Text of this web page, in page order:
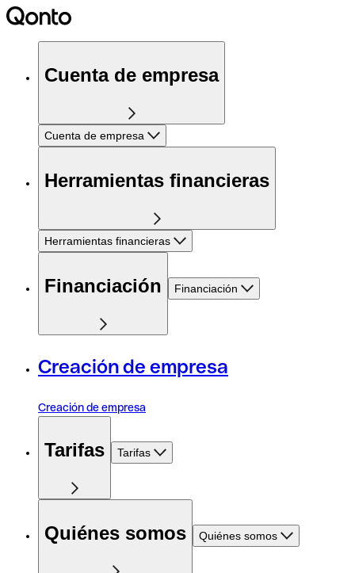
Cuenta de empresa
Cuenta de empresa
Herramientas financieras
Herramientas financieras
Financiación Financiación
Creación de empresa
Creación de empresa
Tarifas Tarifas
Quiénes somos Quiénes somos